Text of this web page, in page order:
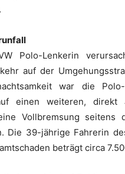
Polo-Lenkerin
auf der
war die
einen weiteren, direkt
Vollbremsung seitens
Die 39-jährige Fahrerin
beträgt circa